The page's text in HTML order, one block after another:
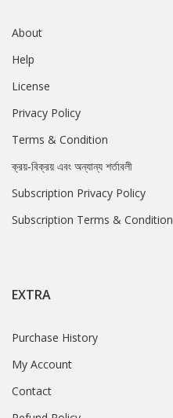
About
Help
License
Privacy Policy
Terms & Condition
ক্রয়-বিক্রয় এবং অন্যান্য শর্তাবলী
Subscription Privacy Policy
Subscription Terms & Condition
EXTRA
Purchase History
My Account
Contact